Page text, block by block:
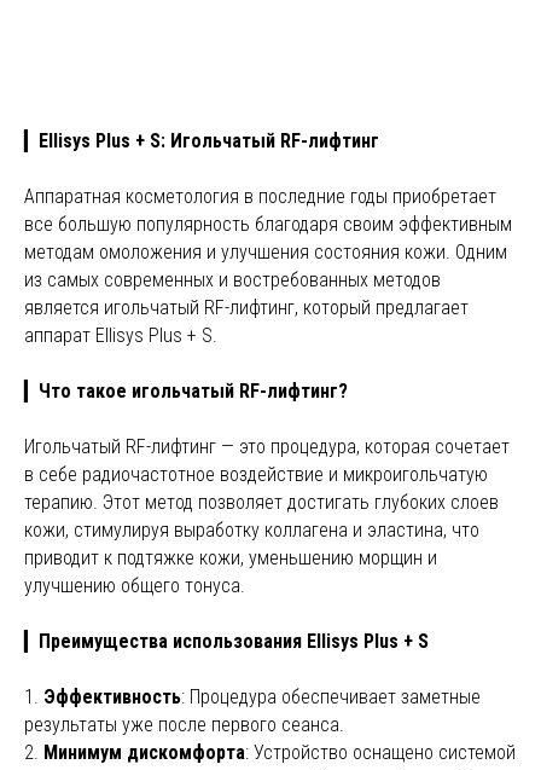
Ellisys Plus + S: Игольчатый RF-лифтинг
Аппаратная косметология в последние годы приобретает
все большую популярность благодаря своим эффективным
методам омоложения и улучшения состояния кожи. Одним
из самых современных и востребованных методов
является игольчатый RF-лифтинг, который предлагает
аппарат Ellisys Plus + S.
Что такое игольчатый RF-лифтинг?
Игольчатый RF-лифтинг — это процедура, которая сочетает
в себе радиочастотное воздействие и микроигольчатую
терапию. Этот метод позволяет достигать глубоких слоев
кожи, стимулируя выработку коллагена и эластина, что
приводит к подтяжке кожи, уменьшению морщин и
улучшению общего тонуса.
Преимущества использования Ellisys Plus + S
1. Эффективность: Процедура обеспечивает заметные
результаты уже после первого сеанса.
2. Минимум дискомфорта: Устройство оснащено системой